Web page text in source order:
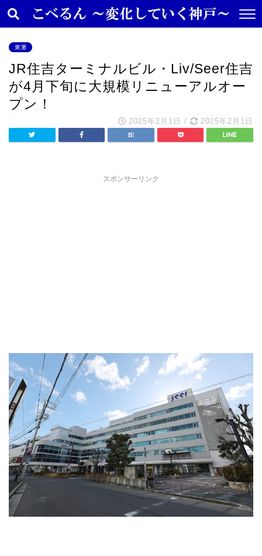
東灘
JR住吉ターミナルビル・Liv/Seer住吉
が4月下旬に大規模リニューアルオー
プン！
2025年2月1日 / 2025年2月1日
スポンサーリンク